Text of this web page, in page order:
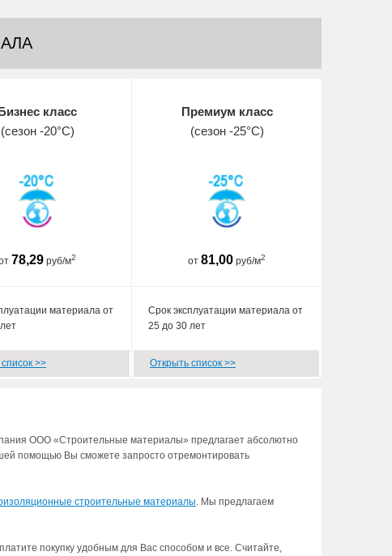
класс
(сезон -20°С)
78,29 руб/м2
материала от
>>
Премиум класс
(сезон -25°С)
от 81,00 руб/м2
Срок эксплуатации материала от
25 до 30 лет
Открыть список >>
ООО «Строительные материалы» предлагает абсолютно
помощью Вы сможете запросто отремонтировать
строительные материалы. Мы предлагаем
покупку удобным для Вас способом и все. Считайте,